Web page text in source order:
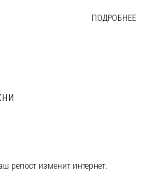
ПОДРОБНЕЕ
репост изменит интернет.